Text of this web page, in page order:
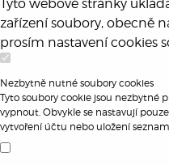
Tyto webové stránky
zařízení soubory, obecně
prosím nastavení cookies
Nezbytně nutné soubory cookies
Tyto soubory cookie jsou nezbytné
vypnout. Obvykle se nastavují
vytvoření účtu nebo uložení